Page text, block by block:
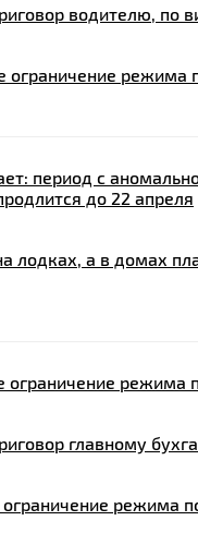
водителю, по
режима
период с
до 22 апреля
лодках, а в домах
режима
главному
режима